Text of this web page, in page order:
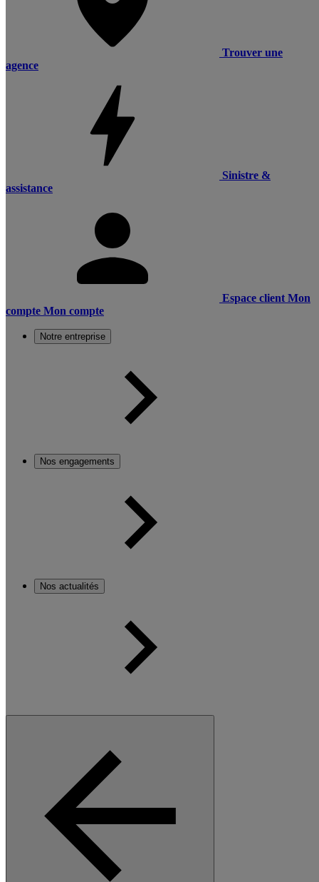
Trouver une
agence
Sinistre &
assistance
Espace client Mon
compte Mon compte
Notre entreprise
Nos engagements
Nos actualités